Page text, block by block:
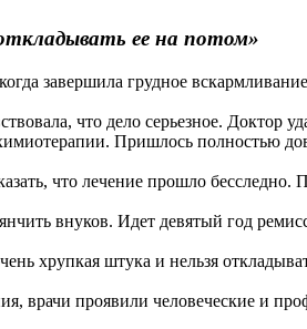
ее на потом»
завершила грудное
что дело серьезное. Доктор
Пришлось полностью
что лечение прошло бесследно.
внуков. Идет девятый год
хрупкая штука и нельзя
проявили человеческие и